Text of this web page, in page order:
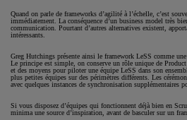
Quand on parle de frameworks d’agilité à l’échelle, c’est
immédiatement. La conséquence d’un business model très
communication. Pourtant d’autres alternatives existent,
intéressants.
Greg Hutchings présente ainsi le framework LeSS comme
Le principe est simple, on conserve un rôle unique de
et des moyens pour piloter une équipe LeSS dans son
plus petites équipes sur des périmètres différents. Les
avec quelques instances de synchronisation supplémentaires
Si vous disposez d’équipes qui fonctionnent déjà bien en
minima une source d’inspiration, avant de basculer sur un